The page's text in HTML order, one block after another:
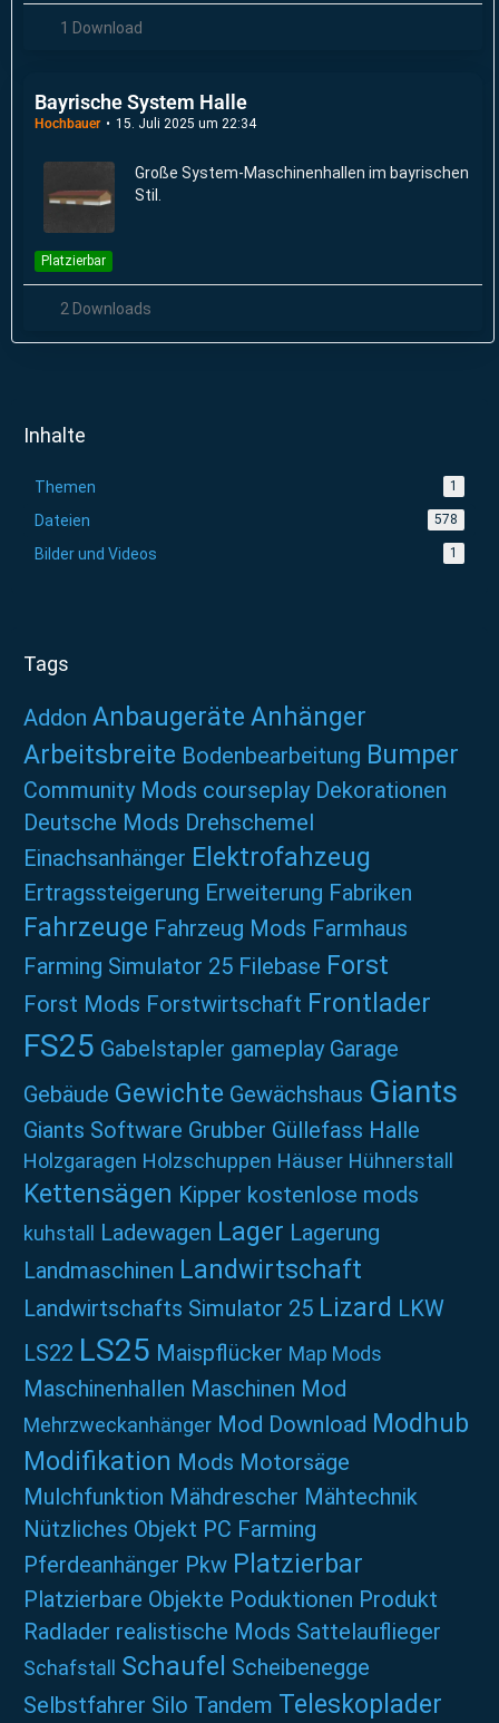
1 Download
Bayrische System Halle
Hochbauer 15. Juli 2025 um 22:34
Große System-Maschinenhallen im bayrischen
Stil.
Platzierbar
2 Downloads
Inhalte
Themen 1
Dateien 578
Bilder und Videos 1
Tags
Addon Anbaugeräte Anhänger
Arbeitsbreite Bodenbearbeitung Bumper
Community Mods courseplay Dekorationen
Deutsche Mods Drehschemel
Einachsanhänger Elektrofahzeug
Ertragssteigerung Erweiterung Fabriken
Fahrzeuge Fahrzeug Mods Farmhaus
Farming Simulator 25 Filebase Forst
Forst Mods Forstwirtschaft Frontlader
FS25 Gabelstapler gameplay Garage
Gebäude Gewichte Gewächshaus Giants
Giants Software Grubber Güllefass Halle
Holzgaragen Holzschuppen Häuser Hühnerstall
Kettensägen Kipper kostenlose mods
kuhstall Ladewagen Lager Lagerung
Landmaschinen Landwirtschaft
Landwirtschafts Simulator 25 Lizard LKW
LS22 LS25 Maispflücker Map Mods
Maschinenhallen Maschinen Mod
Mehrzweckanhänger Mod Download Modhub
Modifikation Mods Motorsäge
Mulchfunktion Mähdrescher Mähtechnik
Nützliches Objekt PC Farming
Pferdeanhänger Pkw Platzierbar
Platzierbare Objekte Poduktionen Produkt
Radlader realistische Mods Sattelauflieger
Schafstall Schaufel Scheibenegge
Selbstfahrer Silo Tandem Teleskoplader